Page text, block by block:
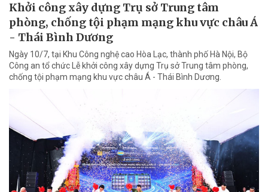
Khởi công xây dựng Trụ sở Trung tâm
phòng, chống tội phạm mạng khu vực châu Á
- Thái Bình Dương
Ngày 10/7, tại Khu Công nghệ cao Hòa Lạc, thành phố Hà Nội, Bộ
Công an tổ chức Lễ khởi công xây dựng Trụ sở Trung tâm phòng,
chống tội phạm mạng khu vực châu Á - Thái Bình Dương.